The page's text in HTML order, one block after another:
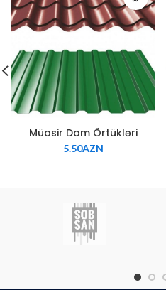
Müasir Dam Örtükləri
5.50AZN